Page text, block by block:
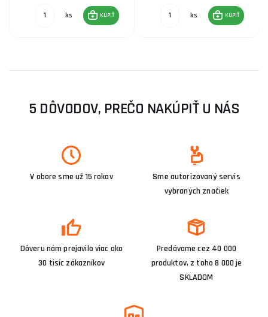
ks KÚPIŤ ks KÚPIŤ
5 DÔVODOV, PREČO NAKÚPIŤ U NÁS
V obore sme už 15 rokov
Sme autorizovaný servis
vybraných značiek
Dôveru nám prejavilo viac ako
30 tisíc zákazníkov
Predávame cez 40 000
produktov, z toho 8 000 je
SKLADOM